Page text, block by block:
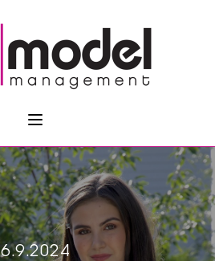
6.9.2024